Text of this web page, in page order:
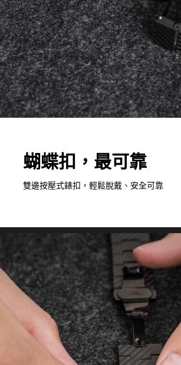
蝴蝶扣，最可靠
雙邊按壓式錶扣，輕鬆脫戴、安全可靠